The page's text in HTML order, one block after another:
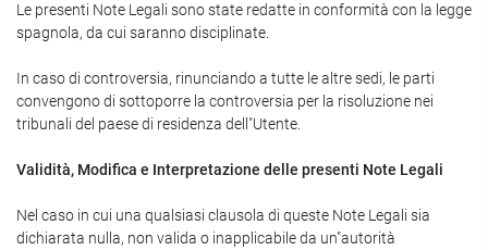
Le presenti Note Legali sono state redatte in conformità con la legge
spagnola, da cui saranno disciplinate.
In caso di controversia, rinunciando a tutte le altre sedi, le parti
convengono di sottoporre la controversia per la risoluzione nei
tribunali del paese di residenza dell"Utente.
Validità, Modifica e Interpretazione delle presenti Note Legali
Nel caso in cui una qualsiasi clausola di queste Note Legali sia
dichiarata nulla, non valida o inapplicabile da un"autorità